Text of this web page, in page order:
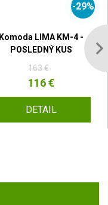
-29%
Komoda LIMA KM-4 -
POSLEDNÝ KUS
163 €
116 €
DETAIL